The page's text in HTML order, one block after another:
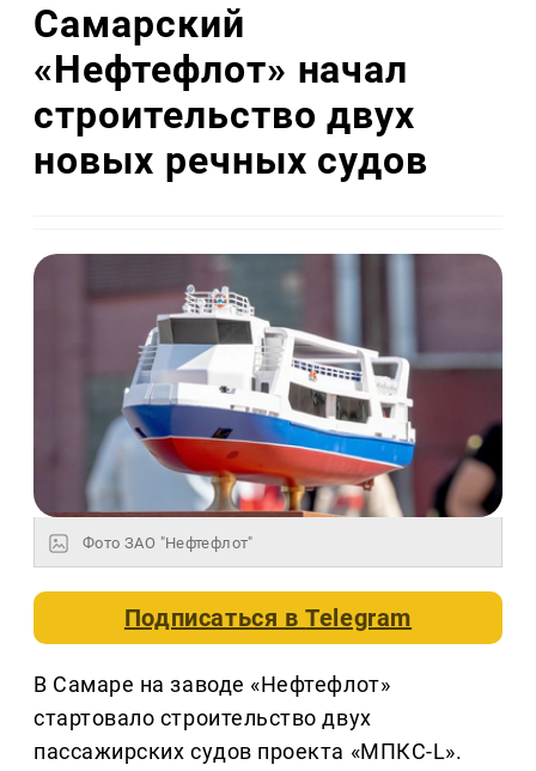
Самарский
«Нефтефлот» начал
строительство двух
новых речных судов
Фото ЗАО "Нефтефлот"
Подписаться вTelegram
В Самаре на заводе «Нефтефлот»
стартовало строительство двух
пассажирских судов проекта «МПКС-L».